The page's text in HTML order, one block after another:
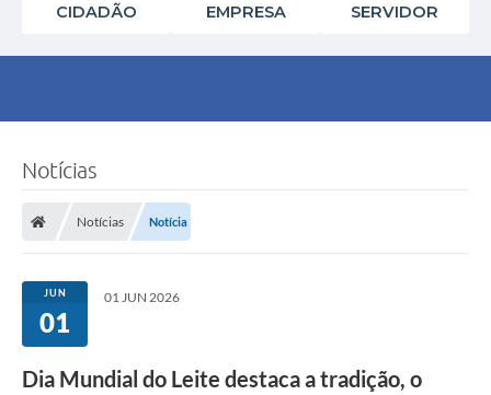
CIDADÃO EMPRESA SERVIDOR
Notícias
Notícias Notícia
JUN
01
01 JUN 2026
Dia Mundial do Leite destaca a tradição, o